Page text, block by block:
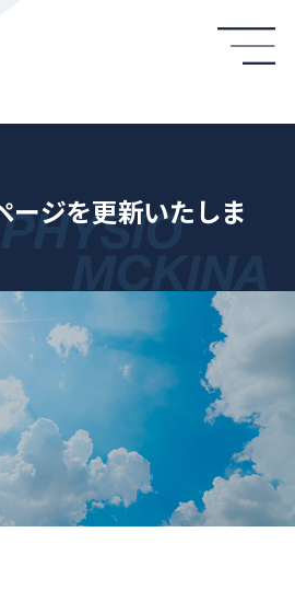
ージを更新いたしま